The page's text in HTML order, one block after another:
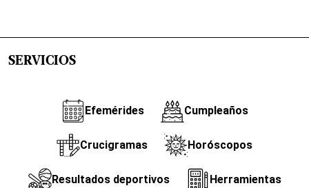
SERVICIOS
Efemérides Cumpleaños
Crucigramas Horóscopos
Resultados deportivos Herramientas